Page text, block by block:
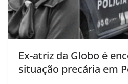
Ex-atriz da Globo é
situação precária em